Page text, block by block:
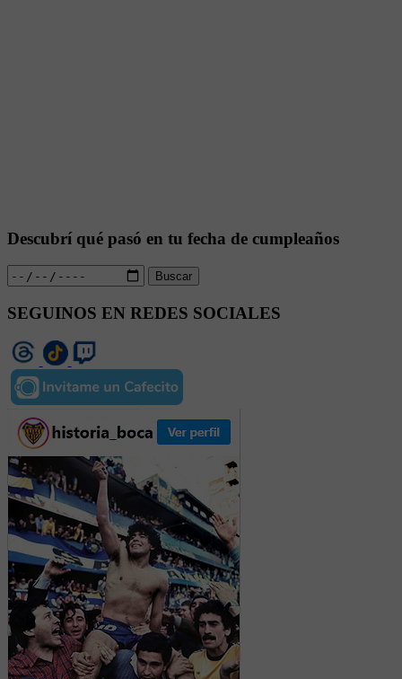
Descubrí qué pasó en tu fecha de cumpleaños
Buscar
SEGUINOS EN REDES SOCIALES